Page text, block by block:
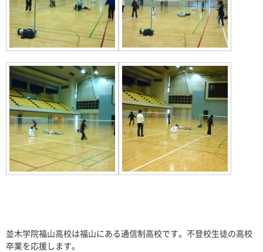
並木学院福山高校は福山にある通信制高校です。不登校生徒の高校
卒業を応援します。